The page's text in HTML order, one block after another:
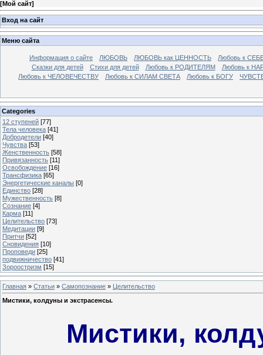
[Мой сайт]
Вход на сайт
Меню сайта
Информация о сайте ЛЮБОВЬ ЛЮБОВЬ как ЦЕННОСТЬ
Любовь к
Сказки для детей
Стихи для детей Любовь к РОДИТЕЛЯМ
Любовь к
Любовь к ЧЕЛОВЕЧЕСТВУ
Любовь к СИЛАМ СВЕТА Любовь к БОГУ
Categories
12 ступеней [77]
Тела человека [41]
Добродетели [40]
Чувства [53]
Женственность [58]
Привязанность [11]
Освобождение [16]
Трансфизика [65]
Энергетические каналы [0]
Единство [28]
Мужественность [8]
Сознание [4]
Карма [11]
Целительство [73]
Медитации [9]
Притчи [52]
Сновидения [10]
Проповеди [25]
подвижничество [41]
Зороостризм [15]
Главная » Статьи » Самопознание » Целительство
Мистики, колдуны и экстрасенсы.
Мистики,